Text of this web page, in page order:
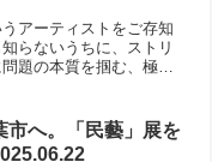
アーティストをご存知
らないうちに、ストリ
題の本質を掴む、極め
の謎が、さらに注目を
。といっ...
市へ。「民藝」展を